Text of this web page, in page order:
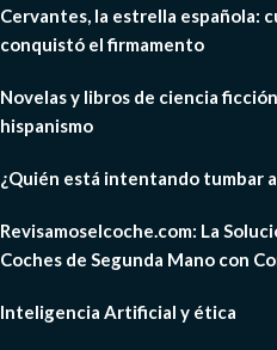
Cervantes, la estrella española:
conquistó el firmamento
Novelas y libros de ciencia
hispanismo
¿Quién está intentando tumbar
Revisamoselcoche.com: La
Coches de Segunda Mano con
Inteligencia Artificial y ética